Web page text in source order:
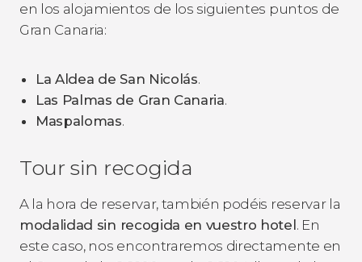
en los alojamientos de los siguientes puntos de
Gran Canaria:
La Aldea de San Nicolás.
Las Palmas de Gran Canaria.
Maspalomas.
Tour sin recogida
A la hora de reservar, también podéis reservar la
modalidad sin recogida en vuestro hotel . En
este caso, nos encontraremos directamente en